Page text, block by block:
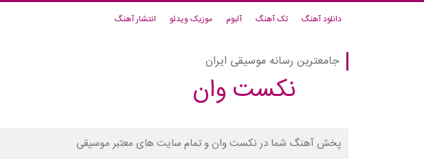
دانلود آهنگ تک آهنگ آلبوم موزیک ویدئو انتشار آهنگ
جامعترین رسانه موسیقی ایران
نکست وان
پخش آهنگ شما در نکست وان و تمام سایت های معتبر موسیقی